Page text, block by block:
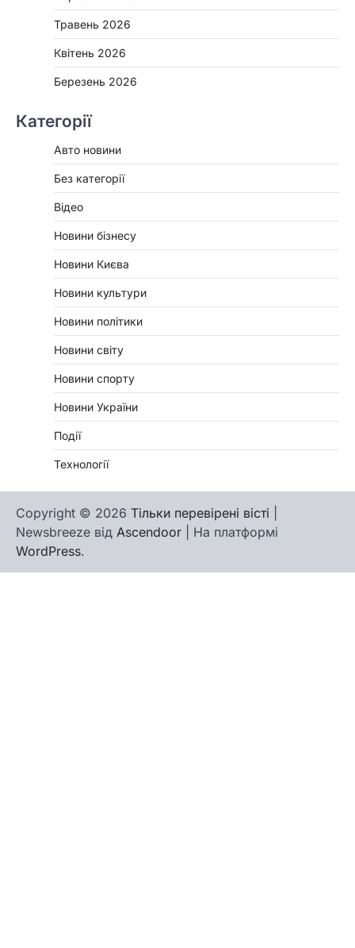
Травень 2026
Квітень 2026
Березень 2026
Категорії
Авто новини
Без категорії
Відео
Новини бізнесу
Новини Києва
Новини культури
Новини політики
Новини світу
Новини спорту
Новини України
Події
Технології
Copyright © 2026 Тільки перевірені вісті
Newsbreeze від Ascendoor | На платформі
WordPress.